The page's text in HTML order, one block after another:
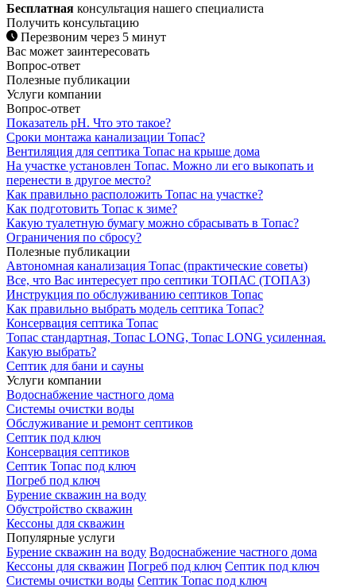
Бесплатная консультация нашего специалиста
Получить консультацию
Перезвоним через 5 минут
Вас может заинтересовать
Вопрос-ответ
Полезные публикации
Услуги компании
Вопрос-ответ
Показатель рН. Что это такое?
Сроки монтажа канализации Топас?
Вентиляция для септика Топас на крыше дома
На участке установлен Топас. Можно ли его выкопать и
перенести в другое место?
Как правильно расположить Топас на участке?
Как подготовить Топас к зиме?
Какую туалетную бумагу можно сбрасывать в Топас?
Ограничения по сбросу?
Полезные публикации
Автономная канализация Топас (практические советы)
Все, что Вас интересует про септики ТОПАС (ТОПАЗ)
Инструкция по обслуживанию септиков Топас
Как правильно выбрать модель септика Топас?
Консервация септика Топас
Топас стандартная, Топас LONG, Топас LONG усиленная.
Какую выбрать?
Септик для бани и сауны
Услуги компании
Водоснабжение частного дома
Системы очистки воды
Обслуживание и ремонт септиков
Септик под ключ
Консервация септиков
Септик Топас под ключ
Погреб под ключ
Бурение скважин на воду
Обустройство скважин
Кессоны для скважин
Популярные услуги
Бурение скважин на воду Водоснабжение частного дома
Кессоны для скважин Погреб под ключ Септик под ключ
Системы очистки воды Септик Топас под ключ